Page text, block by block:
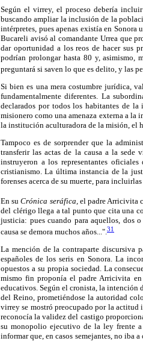
Según el virrey, el proceso debería
buscando ampliar la inclusión de la
intérpretes, pues apenas existía en
Bucareli avisó al comandante Urrea que
dar oportunidad a los reos de hacer sus
podrían prolongar hasta 80 y, asimismo,
preguntará si saven lo que es delito, y las
Si bien es una mera costumbre jurídica,
fundamentalmente diferentes. La
declarados por todos los habitantes de
misionero como una amenaza externa a la
la institución aculturadora de la misión, el
Tampoco es de sorprender que la
transferir las actas de la causa a la sede
instruyeron a los representantes
cristianismo. La última instancia de la
forenses acerca de su muerte, para
En suCrónica seráfica, el padre Arricivita
del clérigo llega a tal punto que cita una
justicia: pues cuando para aquellos, dos
causa se demora muchos años...".31
La mención de la contraparte discursiva
españoles de los seris en Sonora. La
opuestos a su propia sociedad. La
mismo fin proponía el padre Arricivita
educativos. Según el cronista, la
del Reino, prometiéndose la autoridad
virrey se mostró preocupado por la actitud
reconocía la validez del castigo
su monopolio ejecutivo de la ley frente a
informar que, en casos semejantes, no iba